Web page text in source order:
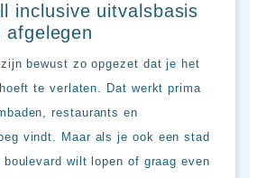
inclusive uitvalsbasis
afgelegen
bewust zo opgezet dat je het
te verlaten. Dat werkt prima
restaurants en
vindt. Maar als je ook een stad
wilt lopen of graag even